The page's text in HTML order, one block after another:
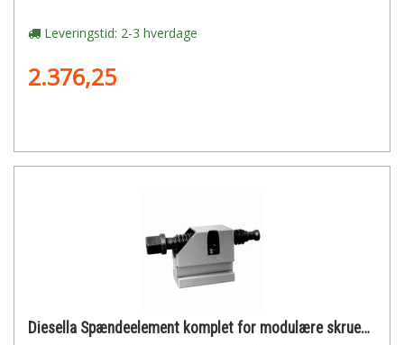
Leveringstid: 2-3 hverdage
2.376,25
Diesella Spændeelement komplet for modulære skruestik (gt-serie 1)